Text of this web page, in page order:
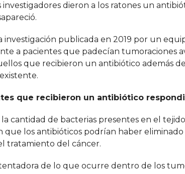
dieron a los ratones un
investigación publicada en 2019 por un
a pacientes que padecían tumoraciones
que recibieron un antibiótico además
que recibieron un antibiótico
cantidad de bacterias presentes en el
los antibióticos podrían haber
tratamiento del cáncer.
de lo que ocurre dentro de los